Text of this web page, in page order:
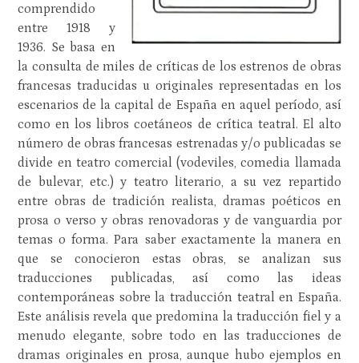
comprendido
entre 1918 y
1936. Se basa en
la consulta de miles de críticas de los estrenos de obras
francesas traducidas u originales representadas en los
escenarios de la capital de España en aquel período, así
como en los libros coetáneos de crítica teatral. El alto
número de obras francesas estrenadas y/o publicadas se
divide en teatro comercial (vodeviles, comedia llamada
de bulevar, etc.) y teatro literario, a su vez repartido
entre obras de tradición realista, dramas poéticos en
prosa o verso y obras renovadoras y de vanguardia por
temas o forma. Para saber exactamente la manera en
que se conocieron estas obras, se analizan sus
traducciones publicadas, así como las ideas
contemporáneas sobre la traducción teatral en España.
Este análisis revela que predomina la traducción fiel y a
menudo elegante, sobre todo en las traducciones de
dramas originales en prosa, aunque hubo ejemplos en